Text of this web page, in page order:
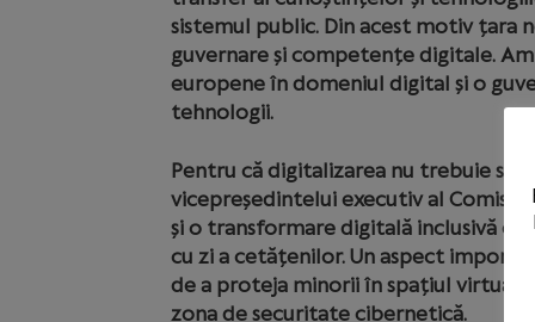
sistemul public. Din acest motiv țara
guvernare și competențe digitale.
europene în domeniul digital și o
tehnologii.
Pentru că digitalizarea nu trebuie să
vicepreședintelui executiv al
și o transformare digitală inclusivă
cu zi a cetățenilor. Un aspect
de a proteja minorii în spațiul virtual
zona de securitate cibernetică.